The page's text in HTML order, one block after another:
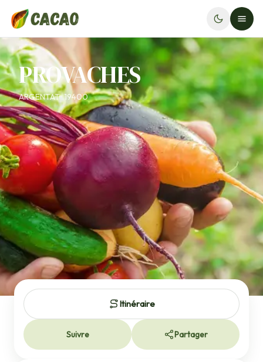
PROVACHES
ARGENTAT · 19400
Itinéraire
Suivre Partager